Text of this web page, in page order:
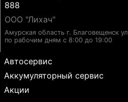
888
ООО "Лихач"
Амурская область г. Благовещенск
по рабочим дням с 8:00 до 19:00
Автосервис
Аккумуляторный сервис
Акции